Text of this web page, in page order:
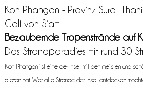
Koh Phangan - Provinz Surat
Golf von Siam
Bezaubernde Tropenstrände auf
Das Strandparadies mit rund 30
Koh Phangan ist eine der Insel mit den meisten und
bieten hat. Wer alle Strände der Insel entdecken